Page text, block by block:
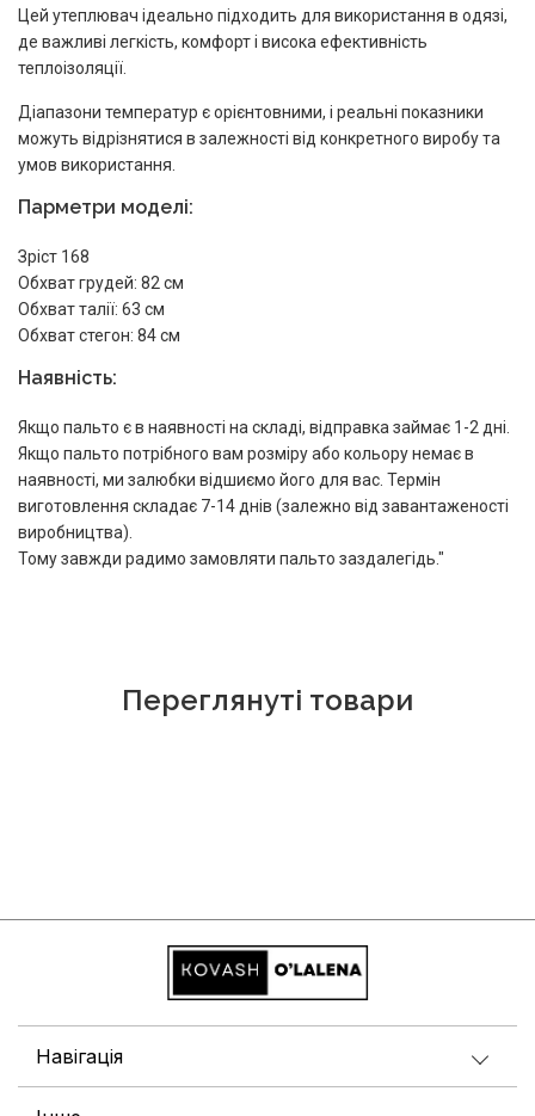
Цей утеплювач ідеально підходить для використання в одязі,
де важливі легкість, комфорт і висока ефективність
теплоізоляції.
Діапазони температур є орієнтовними, і реальні показники
можуть відрізнятися в залежності від конкретного виробу та
умов використання.
Парметри моделі:
Зріст 168
Обхват грудей: 82 см
Обхват талії: 63 см
Обхват стегон: 84 см
Наявність:
Якщо пальто є в наявності на складі, відправка займає 1-2 дні.
Якщо пальто потрібного вам розміру або кольору немає в
наявності, ми залюбки відшиємо його для вас. Термін
виготовлення складає 7-14 днів (залежно від завантаженості
виробництва).
Тому завжди радимо замовляти пальто заздалегідь."
Переглянуті товари
Навігація